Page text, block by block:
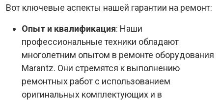
Вот ключевые аспекты нашей гарантии на ремонт:
Опыт и квалификация: Наши
профессиональные техники обладают
многолетним опытом в ремонте оборудования
Marantz. Они стремятся к выполнению
ремонтных работ с использованием
оригинальных комплектующих и в